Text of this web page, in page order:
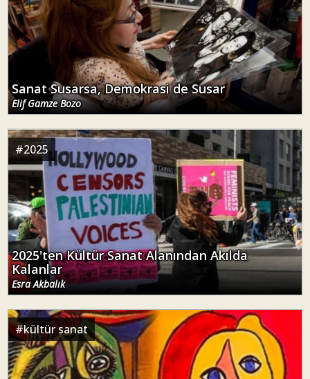
Sanat Susarsa, Demokrasi de Susar
Elif Gamze Bozo
#2025
2025'ten Kültür Sanat Alanından Akılda
Kalanlar
Esra Akbalık
#kültür sanat